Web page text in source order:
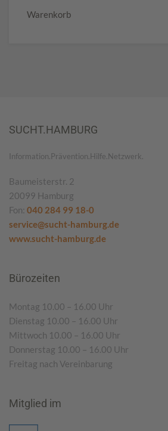
Warenkorb
SUCHT.HAMBURG
Information.Prävention.Hilfe.Netzwerk.
Baumeisterstr. 2
20099 Hamburg
Fon: 040 284 99 18-0
service@sucht-hamburg.de
www.sucht-hamburg.de
Bürozeiten
Montag 10.00 – 16.00 Uhr
Dienstag 10.00 – 16.00 Uhr
Mittwoch 10.00 – 16.00 Uhr
Donnerstag 10.00 – 16.00 Uhr
Freitag nach Vereinbarung
Mitglied im